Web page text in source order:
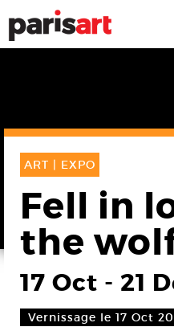
ART | EXPO
Fell in
the
17 Oct - 21
Vernissage le 17 Oct